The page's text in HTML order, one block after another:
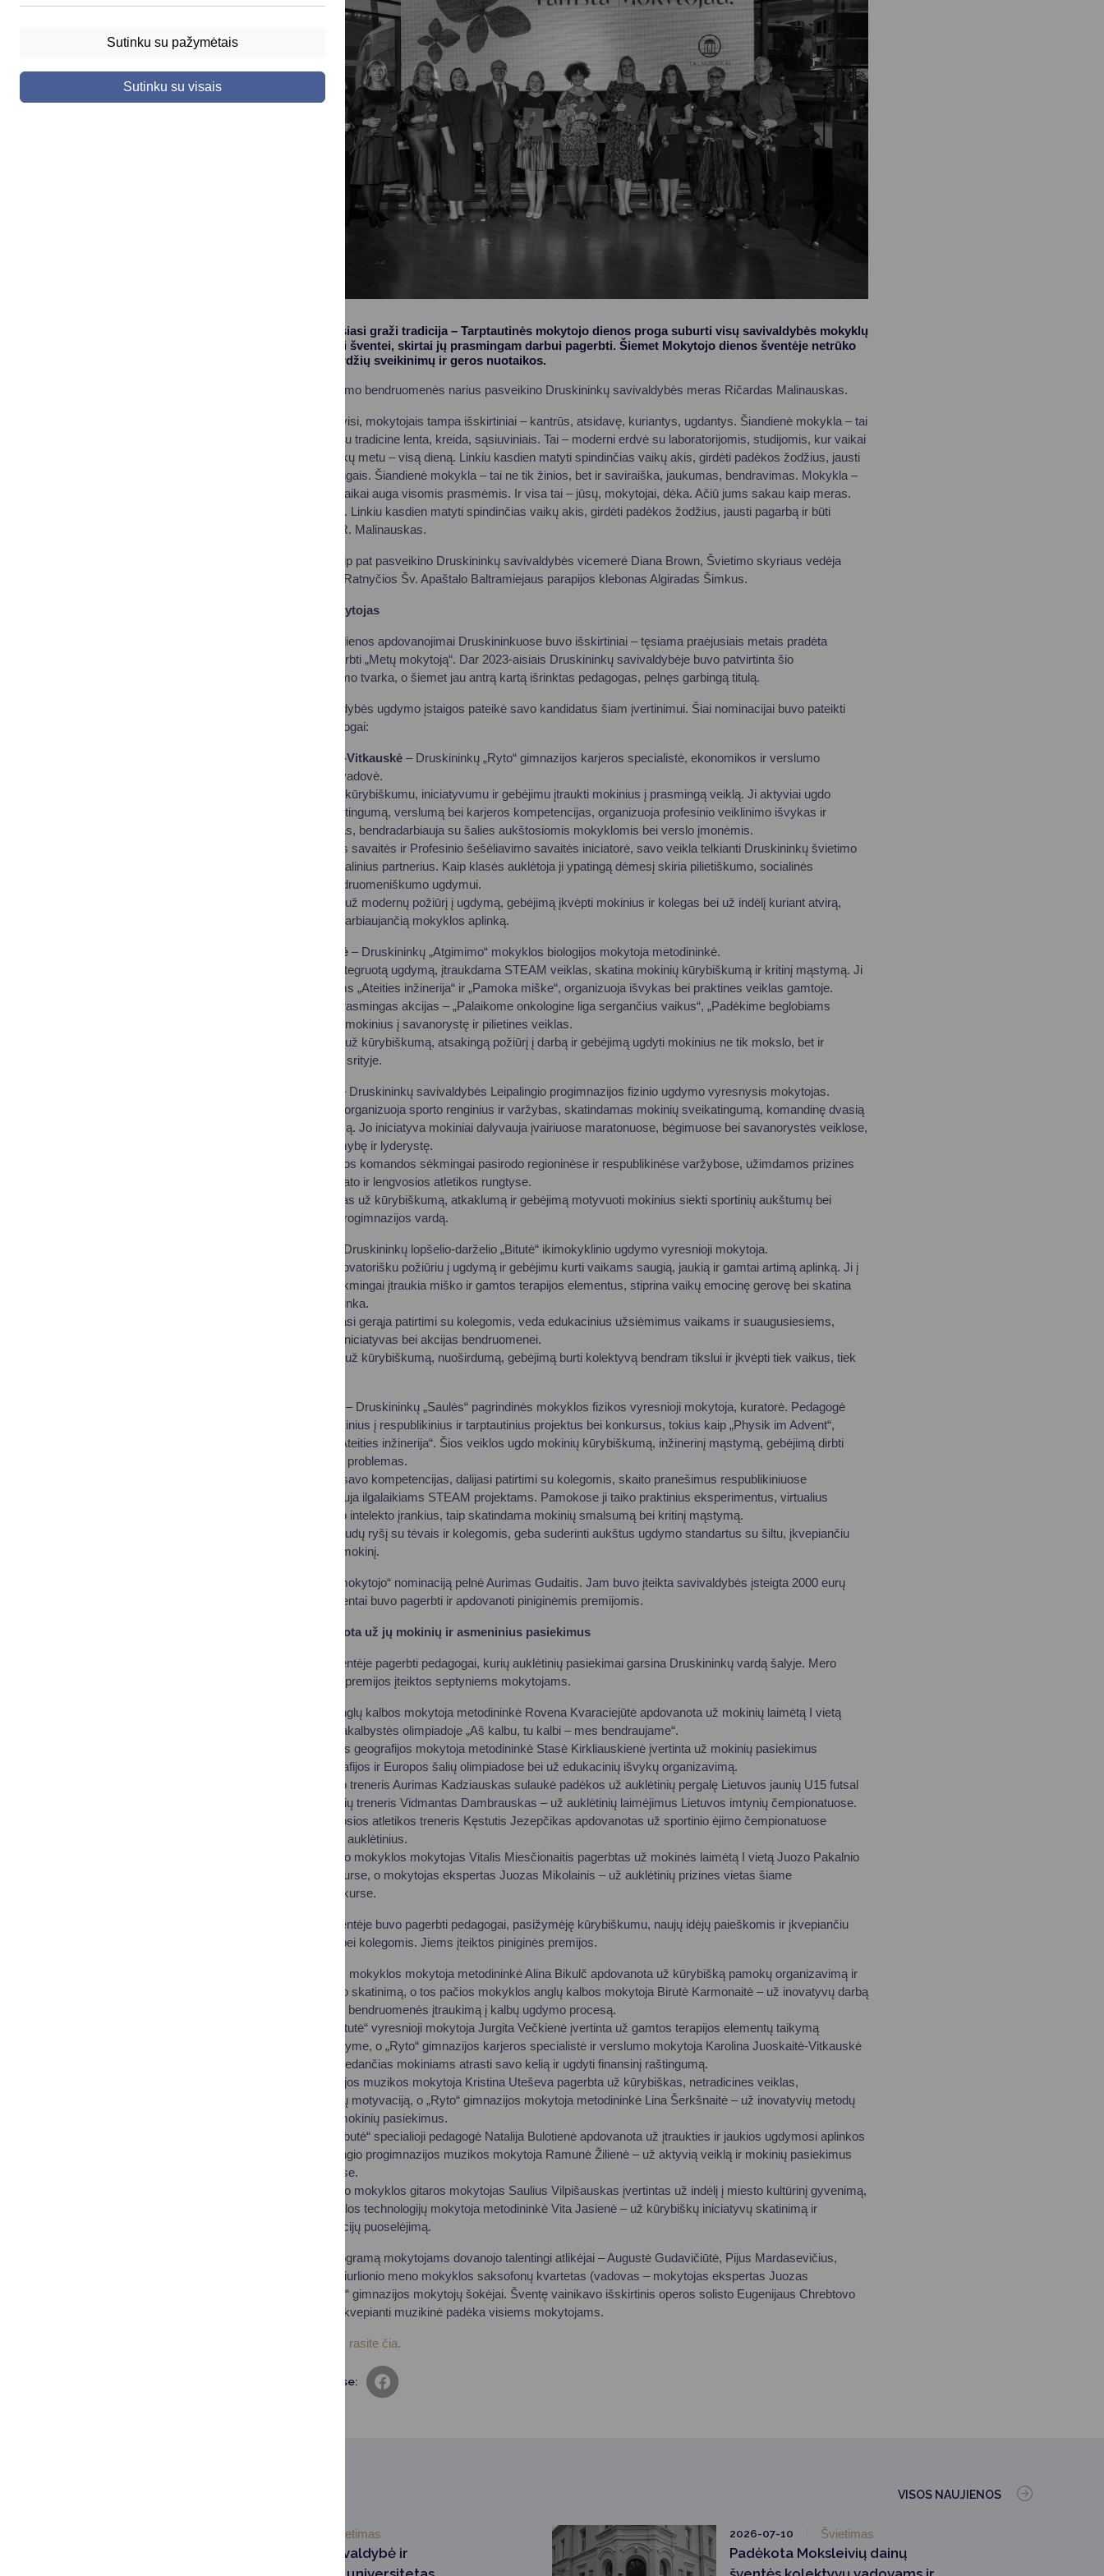
Sutinku su pažymėtais
Sutinku su visais
Pranešėjų apsauga
Asmens duomenų apsauga
Druskininkuose tęsiasi graži tradicija – Tarptautinės mokytojo dienos proga suburti visų savivaldybės mokyklų
pedagogus bendrai šventei, skirtai jų prasmingam darbui pagerbti. Šiemet Mokytojo dienos šventėje netrūko
šiltų žodžių, nuoširdžių sveikinimų ir geros nuotaikos.
Renginio metu švietimo bendruomenės narius pasveikino Druskininkų savivaldybės meras Ričardas Malinauskas.
„Mokiniais būname visi, mokytojais tampa išskirtiniai – kantrūs, atsidavę, kuriantys, ugdantys. Šiandienė mokykla – tai
ne tik ne tik klasės su tradicine lenta, kreida, sąsiuviniais. Tai – moderni erdvė su laboratorijomis, studijomis, kur vaikai
gali būti ne tik pamokų metu – visą dieną. Linkiu kasdien matyti spindinčias vaikų akis, girdėti padėkos žodžius, jausti
pagarbą ir būti laimingais. Šiandienė mokykla – tai ne tik žinios, bet ir saviraiška, jaukumas, bendravimas. Mokykla –
tai vieta, kur mūsų vaikai auga visomis prasmėmis. Ir visa tai – jūsų, mokytojai, dėka. Ačiū jums sakau kaip meras.
Ačiū tariu kaip tėvas. Linkiu kasdien matyti spindinčias vaikų akis, girdėti padėkos žodžius, jausti pagarbą ir būti
laimingais“, – sakė R. Malinauskas.
Renginio dalyvius taip pat pasveikino Druskininkų savivaldybės vicemerė Diana Brown, Švietimo skyriaus vedėja
Jurgita Naruckienė, Ratnyčios Šv. Apaštalo Baltramiejaus parapijos klebonas Algiradas Šimkus.
Išrinktas metų mokytojas
Šių metų Mokytojo dienos apdovanojimai Druskininkuose buvo išskirtiniai – tęsiama praėjusiais metais pradėta
tradicija rinkti ir pagerbti „Metų mokytoją“. Dar 2023-aisiais Druskininkų savivaldybėje buvo patvirtinta šio
apdovanojimo skyrimo tvarka, o šiemet jau antrą kartą išrinktas pedagogas, pelnęs garbingą titulą.
Druskininkų savivaldybės ugdymo įstaigos pateikė savo kandidatus šiam įvertinimui. Šiai nominacijai buvo pateikti
penki šaunūs pedagogai:
Karolina Juoskaitė-Vitkauskė – Druskininkų „Ryto“ gimnazijos karjeros specialistė, ekonomikos ir verslumo
mokytoja, II klasės vadovė.
Pedagogė pasižymi kūrybiškumu, iniciatyvumu ir gebėjimu įtraukti mokinius į prasmingą veiklą. Ji aktyviai ugdo
mokinių finansinį raštingumą, verslumą bei karjeros kompetencijas, organizuoja profesinio veiklinimo išvykas ir
karjeros konsultacijas, bendradarbiauja su šalies aukštosiomis mokyklomis bei verslo įmonėmis.
Karolina yra Karjeros savaitės ir Profesinio šešėliavimo savaitės iniciatorė, savo veikla telkianti Druskininkų švietimo
bendruomenę ir socialinius partnerius. Kaip klasės auklėtoja ji ypatingą dėmesį skiria pilietiškumo, socialinės
atsakomybės ir bendruomeniškumo ugdymui.
Mokytoja vertinama už modernų požiūrį į ugdymą, gebėjimą įkvėpti mokinius ir kolegas bei už indėlį kuriant atvirą,
kūrybišką ir bendradarbiaujančią mokyklos aplinką.
Eleonora Čepulienė – Druskininkų „Atgimimo“ mokyklos biologijos mokytoja metodininkė.
Pedagogė stiprina integruotą ugdymą, įtraukdama STEAM veiklas, skatina mokinių kūrybiškumą ir kritinį mąstymą. Ji
vadovauja projektams „Ateities inžinerija“ ir „Pamoka miške“, organizuoja išvykas bei praktines veiklas gamtoje.
Eleonora inicijuoja prasmingas akcijas – „Palaikome onkologine liga sergančius vaikus“, „Padėkime beglobiams
gyvūnams“, įtraukia mokinius į savanorystę ir pilietines veiklas.
Mokytoja vertinama už kūrybiškumą, atsakingą požiūrį į darbą ir gebėjimą ugdyti mokinius ne tik mokslo, bet ir
žmogiškųjų vertybių srityje.
– Druskininkų savivaldybės Leipalingio progimnazijos fizinio ugdymo vyresnysis mokytojas.
Pedagogas aktyviai organizuoja sporto renginius ir varžybas, skatindamas mokinių sveikatingumą, komandinę dvasią
ir bendruomeniškumą. Jo iniciatyva mokiniai dalyvauja įvairiuose maratonuose, bėgimuose bei savanorystės veiklose,
ugdančiose atsakomybę ir lyderystę.
Aurimo vadovaujamos komandos sėkmingai pasirodo regioninėse ir respublikinėse varžybose, užimdamos prizines
vietas futbolo, kvadrato ir lengvosios atletikos rungtyse.
Mokytojas vertinamas už kūrybiškumą, atkaklumą ir gebėjimą motyvuoti mokinius siekti sportinių aukštumų bei
garsinti Leipalingio progimnazijos vardą.
– Druskininkų lopšelio-darželio „Bitutė“ ikimokyklinio ugdymo vyresnioji mokytoja.
Pedagogė garsėja novatorišku požiūriu į ugdymą ir gebėjimu kurti vaikams saugią, jaukią ir gamtai artimą aplinką. Ji į
ugdymo procesą sėkmingai įtraukia miško ir gamtos terapijos elementus, stiprina vaikų emocinę gerovę bei skatina
darnų santykį su aplinka.
Jurgita aktyviai dalijasi gerąja patirtimi su kolegomis, veda edukacinius užsiėmimus vaikams ir suaugusiesiems,
organizuoja įvairias iniciatyvas bei akcijas bendruomenei.
Mokytoja vertinama už kūrybiškumą, nuoširdumą, gebėjimą burti kolektyvą bendram tikslui ir įkvėpti tiek vaikus, tiek
– Druskininkų „Saulės“ pagrindinės mokyklos fizikos vyresnioji mokytoja, kuratorė. Pedagogė
aktyviai įtraukia mokinius į respublikinius ir tarptautinius projektus bei konkursus, tokius kaip „Physik im Advent“,
„Makaronų tiltai“ ir „Ateities inžinerija“. Šios veiklos ugdo mokinių kūrybiškumą, inžinerinį mąstymą, gebėjimą dirbti
komandoje ir spręsti problemas.
Inga nuolat tobulina savo kompetencijas, dalijasi patirtimi su kolegomis, skaito pranešimus respublikiniuose
renginiuose, vadovauja ilgalaikiams STEAM projektams. Pamokose ji taiko praktinius eksperimentus, virtualius
bandymus ir dirbtinio intelekto įrankius, taip skatindama mokinių smalsumą bei kritinį mąstymą.
Mokytoja palaiko glaudų ryšį su tėvais ir kolegomis, geba suderinti aukštus ugdymo standartus su šiltu, įkvepiančiu
požiūriu į kiekvieną mokinį.
Druskininkų „Metų mokytojo“ nominaciją pelnė Aurimas Gudaitis. Jam buvo įteikta savivaldybės įsteigta 2000 eurų
premija. Kiti pretendentai buvo pagerbti ir apdovanoti piniginėmis premijomis.
Mokytojams padėkota už jų mokinių ir asmeninius pasiekimus
Mokytojo dienos šventėje pagerbti pedagogai, kurių auklėtinių pasiekimai garsina Druskininkų vardą šalyje. Mero
padėkos ir piniginės premijos įteiktos septyniems mokytojams.
„Ryto“ gimnazijos anglų kalbos mokytoja metodininkė Rovena Kvaraciejūtė apdovanota už mokinių laimėtą I vietą
respublikinėje daugiakalbystės olimpiadoje „Aš kalbu, tu kalbi – mes bendraujame“.
„Atgimimo“ mokyklos geografijos mokytoja metodininkė Stasė Kirkliauskienė įvertinta už mokinių pasiekimus
nacionalinėse geografijos ir Europos šalių olimpiadose bei už edukacinių išvykų organizavimą.
Sporto centro futbolo treneris Aurimas Kadziauskas sulaukė padėkos už auklėtinių pergalę Lietuvos jaunių U15 futsal
čempionate, o imtynių treneris Vidmantas Dambrauskas – už auklėtinių laimėjimus Lietuvos imtynių čempionatuose.
Sporto centro lengvosios atletikos treneris Kęstutis Jezepčikas apdovanotas už sportinio ėjimo čempionatuose
prizininkais tapusius auklėtinius.
M. K. Čiurlionio meno mokyklos mokytojas Vitalis Miesčionaitis pagerbtas už mokinės laimėtą I vietą Juozo Pakalnio
jaunųjų atlikėjų konkurse, o mokytojas ekspertas Juozas Mikolainis – už auklėtinių prizines vietas šiame
respublikiniame konkurse.
Mokytojo dienos šventėje buvo pagerbti pedagogai, pasižymėję kūrybiškumu, naujų idėjų paieškomis ir įkvepiančiu
darbu su mokiniais bei kolegomis. Jiems įteiktos piniginės premijos.
„Saulės“ pagrindinės mokyklos mokytoja metodininkė Alina Bikulč apdovanota už kūrybišką pamokų organizavimą ir
mokinių iniciatyvumo skatinimą, o tos pačios mokyklos anglų kalbos mokytoja Birutė Karmonaitė – už inovatyvų darbą
kalbų laboratorijoje ir bendruomenės įtraukimą į kalbų ugdymo procesą.
Lopšelio-darželio „Bitutė“ vyresnioji mokytoja Jurgita Večkienė įvertinta už gamtos terapijos elementų taikymą
ikimokykliniame ugdyme, o „Ryto“ gimnazijos karjeros specialistė ir verslumo mokytoja Karolina Juoskaitė-Vitkauskė
– už iniciatyvas, padedančias mokiniams atrasti savo kelią ir ugdyti finansinį raštingumą.
Viečiūnų progimnazijos muzikos mokytoja Kristina Uteševa pagerbta už kūrybiškas, netradicines veiklas,
skatinančias mokinių motyvaciją, o „Ryto“ gimnazijos mokytoja metodininkė Lina Šerkšnaitė – už inovatyvių metodų
taikymą ir aukštus mokinių pasiekimus.
Lopšelio-darželio „Žibutė“ specialioji pedagogė Natalija Bulotienė apdovanota už įtraukties ir jaukios ugdymosi aplinkos
puoselėjimą, Leipalingio progimnazijos muzikos mokytoja Ramunė Žilienė – už aktyvią veiklą ir mokinių pasiekimus
muzikos konkursuose.
M. K. Čiurlionio meno mokyklos gitaros mokytojas Saulius Vilpišauskas įvertintas už indėlį į miesto kultūrinį gyvenimą,
o „Atgimimo“ mokyklos technologijų mokytoja metodininkė Vita Jasienė – už kūrybiškų iniciatyvų skatinimą ir
bendruomenės tradicijų puoselėjimą.
Vakaro muzikinę programą mokytojams dovanojo talentingi atlikėjai – Augustė Gudavičiūtė, Pijus Mardasevičius,
Druskininkų M. K. Čiurlionio meno mokyklos saksofonų kvartetas (vadovas – mokytojas ekspertas Juozas
Mikolainis) bei „Ryto“ gimnazijos mokytojų šokėjai. Šventę vainikavo išskirtinis operos solisto Eugenijaus Chrebtovo
koncertas – jautri ir įkvepianti muzikinė padėka visiems mokytojams.
Renginio nuotraukas rasite čia.
Dalintis soc. tinkluose:
VISOS NAUJIENOS
Švietimas
Druskininkų savivaldybė ir
2026-07-10 Švietimas
Padėkota Moksleivių dainų